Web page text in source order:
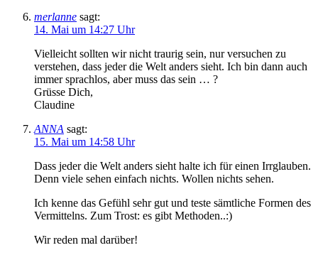
merlanne sagt:
14. Mai um 14:27 Uhr
Vielleicht sollten wir nicht traurig sein, nur versuchen zu
verstehen, dass jeder die Welt anders sieht. Ich bin dann auch
immer sprachlos, aber muss das sein … ?
Grüsse Dich,
Claudine
ANNA sagt:
15. Mai um 14:58 Uhr
Dass jeder die Welt anders sieht halte ich für einen Irrglauben.
Denn viele sehen einfach nichts. Wollen nichts sehen.
Ich kenne das Gefühl sehr gut und teste sämtliche Formen des
Vermittelns. Zum Trost: es gibt Methoden..:)
Wir reden mal darüber!